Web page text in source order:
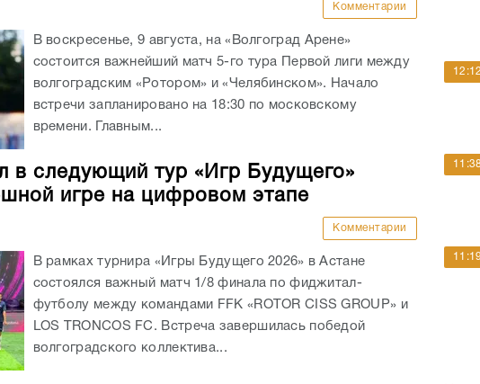
Комментарии
В воскресенье, 9 августа, на «Волгоград Арене»
состоится важнейший матч 5-го тура Первой лиги между
волгоградским «Ротором» и «Челябинском». Начало
встречи запланировано на 18:30 по московскому
времени. Главным...
в следующий тур «Игр Будущего»
игре на цифровом этапе
Комментарии
В рамках турнира «Игры Будущего 2026» в Астане
состоялся важный матч 1/8 финала по фиджитал-
футболу между командами FFK «ROTOR CISS GROUP» и
LOS TRONCOS FC. Встреча завершилась победой
волгоградского коллектива...
12:12
11:38